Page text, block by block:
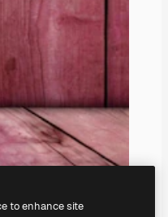
to enhance site